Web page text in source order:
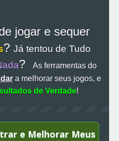
jogar e sequer
? Já tentou de Tudo
?
As ferramentas do
a melhorar seus jogos, e
de Verdade!
e Melhorar Meus